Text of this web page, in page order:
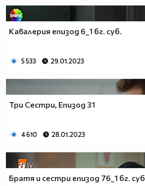
Кавалерия епизод 6_1 бг. суб.
5 533 29.01.2023
Три Сестри, Епизод 31
4 610 28.01.2023
Братя и сестри епизод 76_1 бг. суб.